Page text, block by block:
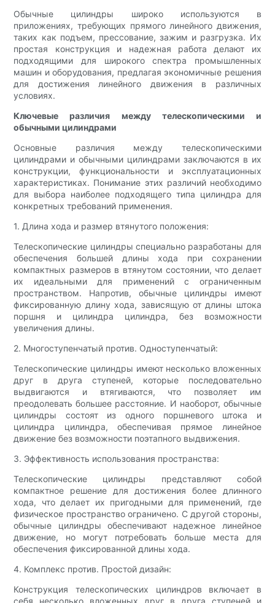
Обычные цилиндры широко используются в
приложениях, требующих прямого линейного движения,
таких как подъем, прессование, зажим и разгрузка. Их
простая конструкция и надежная работа делают их
подходящими для широкого спектра промышленных
машин и оборудования, предлагая экономичные решения
для достижения линейного движения в различных
условиях.
Ключевые различия между телескопическими и
обычными цилиндрами
Основные различия между телескопическими
цилиндрами и обычными цилиндрами заключаются в их
конструкции, функциональности и эксплуатационных
характеристиках. Понимание этих различий необходимо
для выбора наиболее подходящего типа цилиндра для
конкретных требований применения.
1. Длина хода и размер втянутого положения:
Телескопические цилиндры специально разработаны для
обеспечения большей длины хода при сохранении
компактных размеров в втянутом состоянии, что делает
их идеальными для применений с ограниченным
пространством. Напротив, обычные цилиндры имеют
фиксированную длину хода, зависящую от длины штока
поршня и цилиндра цилиндра, без возможности
увеличения длины.
2. Многоступенчатый против. Одноступенчатый:
Телескопические цилиндры имеют несколько вложенных
друг в друга ступеней, которые последовательно
выдвигаются и втягиваются, что позволяет им
преодолевать большее расстояние. И наоборот, обычные
цилиндры состоят из одного поршневого штока и
цилиндра цилиндра, обеспечивая прямое линейное
движение без возможности поэтапного выдвижения.
3. Эффективность использования пространства:
Телескопические цилиндры представляют собой
компактное решение для достижения более длинного
хода, что делает их пригодными для применений, где
физическое пространство ограничено. С другой стороны,
обычные цилиндры обеспечивают надежное линейное
движение, но могут потребовать больше места для
обеспечения фиксированной длины хода.
4. Комплекс против. Простой дизайн:
Конструкция телескопических цилиндров включает в